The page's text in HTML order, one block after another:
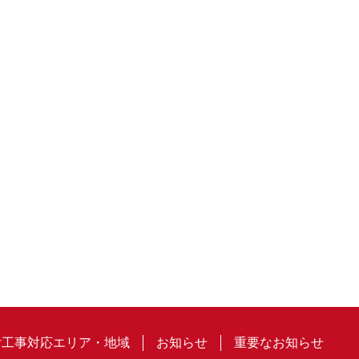
事対応エリア・地域 お知らせ 重要なお知らせ